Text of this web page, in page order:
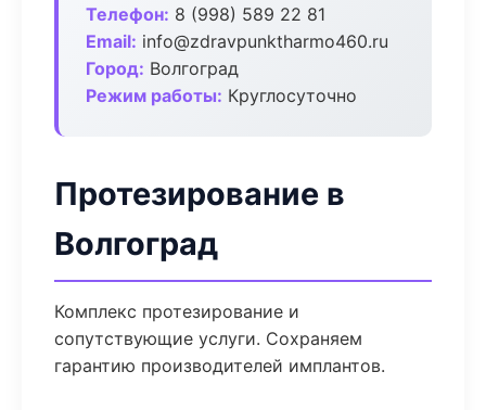
Телефон: 8 (998) 589 22 81
Email: info@zdravpunktharmo460.ru
Город: Волгоград
Режим работы: Круглосуточно
Протезирование в
Волгоград
Комплекс протезирование и
сопутствующие услуги. Сохраняем
гарантию производителей имплантов.